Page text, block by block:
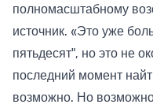
полномасштабному
источник. «Это уже
пятьдесят", но это не
последний момент
возможно. Но